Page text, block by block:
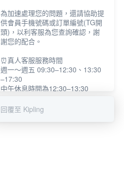
為加速處理您的問題，還請協助提
供會員手機號碼或訂單編號(TG開
頭)，以利客服為您查詢確認，謝
謝您的配合。
⏰真人客服服務時間
週一～週五 09:30–12:30、13:30
–17:30
中午休息時間為12:30–13:30
提醒您：系統會自動已讀訊息，如
回覆至 Kipling